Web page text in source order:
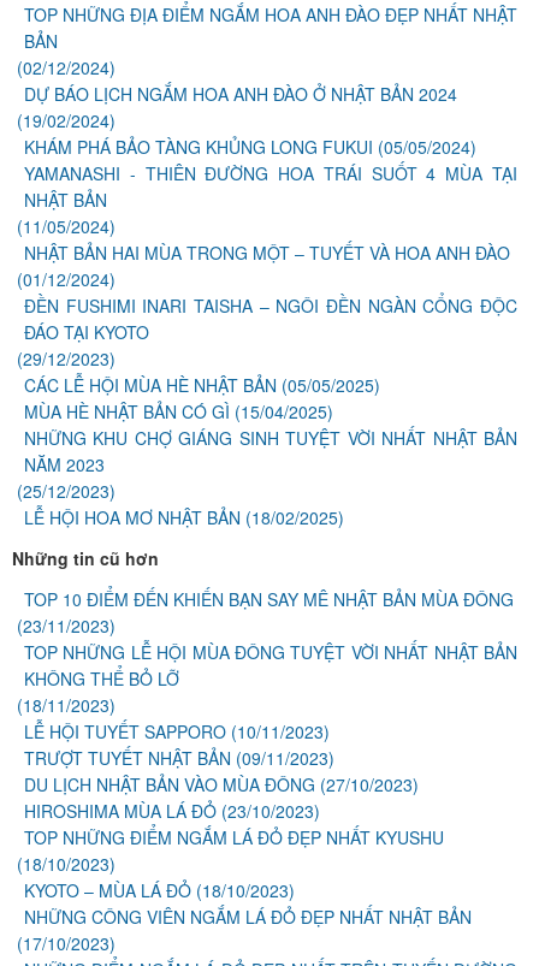
TOP NHỮNG ĐỊA ĐIỂM NGẮM HOA ANH ĐÀO ĐẸP NHẤT NHẬT
BẢN
(02/12/2024)
DỰ BÁO LỊCH NGẮM HOA ANH ĐÀO Ở NHẬT BẢN 2024
(19/02/2024)
KHÁM PHÁ BẢO TÀNG KHỦNG LONG FUKUI (05/05/2024)
YAMANASHI - THIÊN ĐƯỜNG HOA TRÁI SUỐT 4 MÙA TẠI
NHẬT BẢN
(11/05/2024)
NHẬT BẢN HAI MÙA TRONG MỘT – TUYẾT VÀ HOA ANH ĐÀO
(01/12/2024)
ĐỀN FUSHIMI INARI TAISHA – NGÔI ĐỀN NGÀN CỔNG ĐỘC
ĐÁO TẠI KYOTO
(29/12/2023)
CÁC LỄ HỘI MÙA HÈ NHẬT BẢN (05/05/2025)
MÙA HÈ NHẬT BẢN CÓ GÌ (15/04/2025)
NHỮNG KHU CHỢ GIÁNG SINH TUYỆT VỜI NHẤT NHẬT BẢN
NĂM 2023
(25/12/2023)
LỄ HỘI HOA MƠ NHẬT BẢN (18/02/2025)
Những tin cũ hơn
TOP 10 ĐIỂM ĐẾN KHIẾN BẠN SAY MÊ NHẬT BẢN MÙA ĐÔNG
(23/11/2023)
TOP NHỮNG LỄ HỘI MÙA ĐÔNG TUYỆT VỜI NHẤT NHẬT BẢN
KHÔNG THỂ BỎ LỠ
(18/11/2023)
LỄ HỘI TUYẾT SAPPORO (10/11/2023)
TRƯỢT TUYẾT NHẬT BẢN (09/11/2023)
DU LỊCH NHẬT BẢN VÀO MÙA ĐÔNG (27/10/2023)
HIROSHIMA MÙA LÁ ĐỎ (23/10/2023)
TOP NHỮNG ĐIỂM NGẮM LÁ ĐỎ ĐẸP NHẤT KYUSHU
(18/10/2023)
KYOTO – MÙA LÁ ĐỎ (18/10/2023)
NHỮNG CÔNG VIÊN NGẮM LÁ ĐỎ ĐẸP NHẤT NHẬT BẢN
(17/10/2023)